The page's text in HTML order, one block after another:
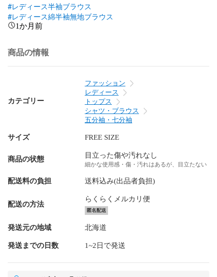
#レディース半袖ブラウス
#レディース綿半袖無地ブラウス
1か月前
商品の情報
カテゴリー
ファッション
レディース
トップス
シャツ・ブラウス
五分袖・七分袖
サイズ FREE SIZE
商品の状態 目立った傷や汚れなし
細かな使用感・傷・汚れはあるが、目立たない
配送料の負担 送料込み(出品者負担)
配送の方法
らくらくメルカリ便
匿名配送
発送元の地域 北海道
発送までの日数 1~2日で発送